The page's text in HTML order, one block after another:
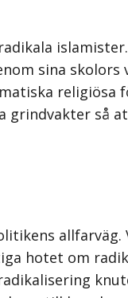
sina skolors
religiösa
grindvakter så
allfarväg.
hotet om